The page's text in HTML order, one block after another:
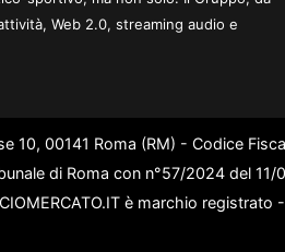
Web 2.0, streaming audio e
00141 Roma (RM) - Codice
di Roma con n°57/2024 del
è marchio registrato -